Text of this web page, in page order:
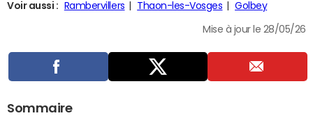
Voir aussi : Rambervillers Thaon-les-Vosges Golbey
Mise à jour le 28/05/26
Sommaire